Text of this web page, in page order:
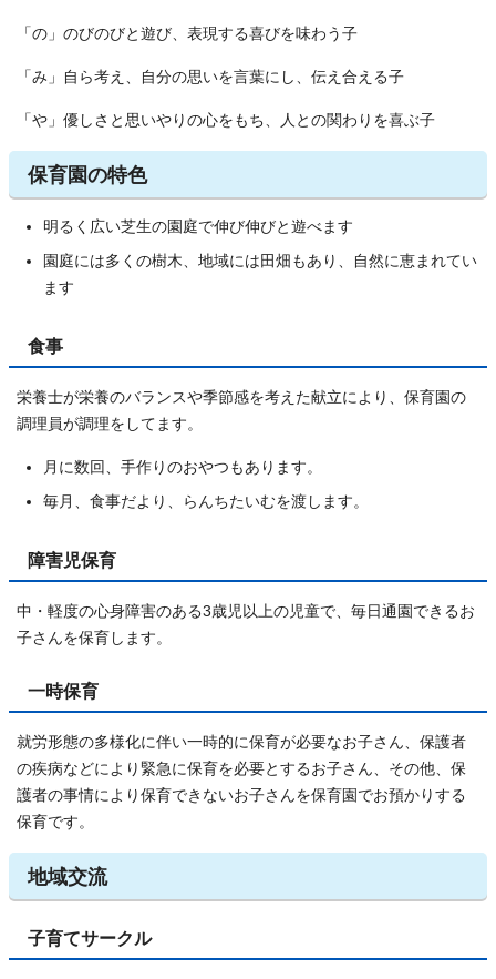
「の」のびのびと遊び、表現する喜びを味わう子
「み」自ら考え、自分の思いを言葉にし、伝え合える子
「や」優しさと思いやりの心をもち、人との関わりを喜ぶ子
保育園の特色
明るく広い芝生の園庭で伸び伸びと遊べます
園庭には多くの樹木、地域には田畑もあり、自然に恵まれてい
ます
食事
栄養士が栄養のバランスや季節感を考えた献立により、保育園の
調理員が調理をしてます。
月に数回、手作りのおやつもあります。
毎月、食事だより、らんちたいむを渡します。
障害児保育
中・軽度の心身障害のある3歳児以上の児童で、毎日通園できるお
子さんを保育します。
一時保育
就労形態の多様化に伴い一時的に保育が必要なお子さん、保護者
の疾病などにより緊急に保育を必要とするお子さん、その他、保
護者の事情により保育できないお子さんを保育園でお預かりする
保育です。
地域交流
子育てサークル